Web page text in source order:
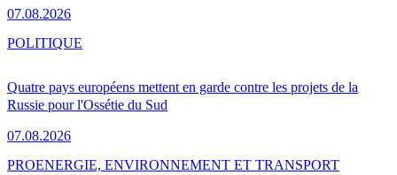
07.08.2026
Quatre pays européens mettent en garde contre les projets de la
Russie pour l'Ossétie du Sud
07.08.2026
POLITIQUE
PROENERGIE, ENVIRONNEMENT ET TRANSPORT